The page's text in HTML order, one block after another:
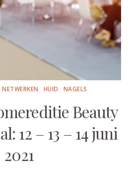
HUID NAGELS
Beauty
12 – 13 – 14 juni
2021